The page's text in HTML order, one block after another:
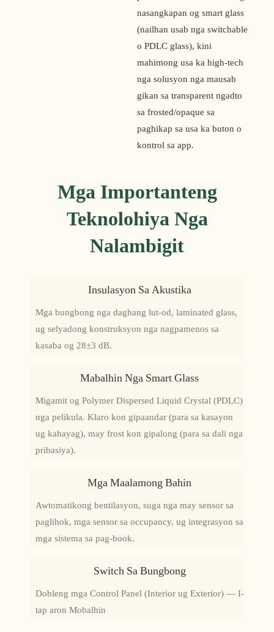
nasangkapan og smart glass
(nailhan usab nga switchable
o PDLC glass), kini
mahimong usa ka high-tech
nga solusyon nga mausab
gikan sa transparent ngadto
sa frosted/opaque sa
paghikap sa usa ka buton o
kontrol sa app.
Mga Importanteng
Teknolohiya Nga
Nalambigit
Insulasyon Sa Akustika
Mga bungbong nga daghang lut-od, laminated glass,
ug selyadong konstruksyon nga nagpamenos sa
kasaba og 28±3 dB.
Mabalhin Nga Smart Glass
Migamit og Polymer Dispersed Liquid Crystal (PDLC)
nga pelikula. Klaro kon gipaandar (para sa kasayon ​​
ug kahayag), may frost kon gipalong (para sa dali nga
pribasiya).
Mga Maalamong Bahin
Awtomatikong bentilasyon, suga nga may sensor sa
paglihok, mga sensor sa occupancy, ug integrasyon sa
mga sistema sa pag-book.
Switch Sa Bungbong
Dobleng mga Control Panel (Interior ug Exterior) — I-
tap aron Mobalhin